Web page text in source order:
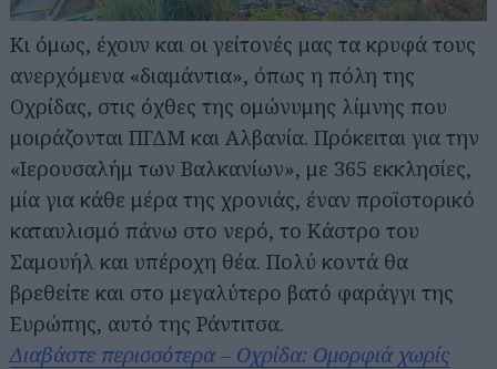
Κι όμως, έχουν και οι γείτονές μας τα κρυφά τους
ανερχόμενα «διαμάντια», όπως η πόλη της
Οχρίδας, στις όχθες της ομώνυμης λίμνης που
μοιράζονται ΠΓΔΜ και Αλβανία. Πρόκειται για την
«Ιερουσαλήμ των Βαλκανίων», με 365 εκκλησίες,
μία για κάθε μέρα της χρονιάς, έναν προϊστορικό
καταυλισμό πάνω στο νερό, το Κάστρο του
Σαμουήλ και υπέροχη θέα. Πολύ κοντά θα
βρεθείτε και στο μεγαλύτερο βατό φαράγγι της
Ευρώπης, αυτό της Ράντιτσα.
Διαβάστε περισσότερα – Οχρίδα: Ομορφιά χωρίς